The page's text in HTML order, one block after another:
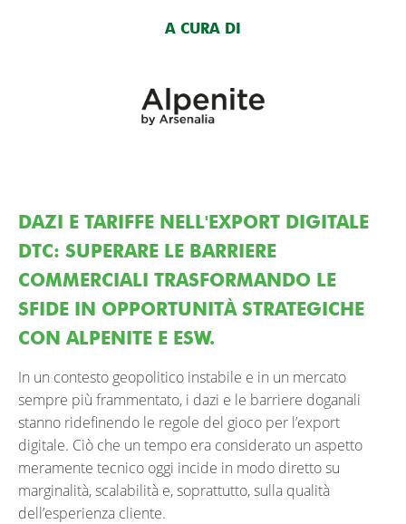
A CURA DI
DAZI E TARIFFE NELL'EXPORT DIGITALE
DTC: SUPERARE LE BARRIERE
COMMERCIALI TRASFORMANDO LE
SFIDE IN OPPORTUNITÀ STRATEGICHE
CON ALPENITE E ESW.
In un contesto geopolitico instabile e in un mercato
sempre più frammentato, i dazi e le barriere doganali
stanno ridefinendo le regole del gioco per l’export
digitale. Ciò che un tempo era considerato un aspetto
meramente tecnico oggi incide in modo diretto su
marginalità, scalabilità e, soprattutto, sulla qualità
dell’esperienza cliente.